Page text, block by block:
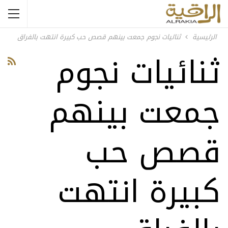
الرئيسية ثنائيات نجوم جمعت بينهم قصص حب كبيرة انتهت بالفراق
ثنائيات نجوم
جمعت بينهم
قصص حب
كبيرة انتهت